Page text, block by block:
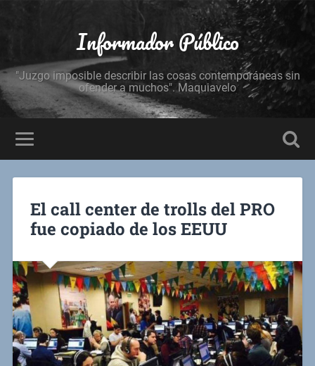
Informador Público
"Juzgo imposible describir las cosas contemporáneas sin
ofender a muchos". Maquiavelo
El call center de trolls del PRO
fue copiado de los EEUU